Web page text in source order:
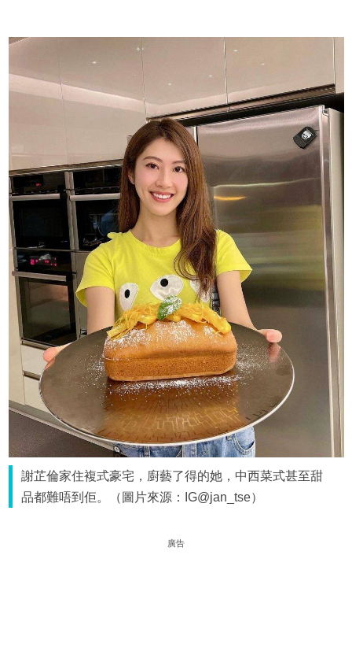
謝芷倫家住複式豪宅，廚藝了得的她，中西菜式甚至甜
品都難唔到佢。（圖片來源：IG@jan_tse）
廣告